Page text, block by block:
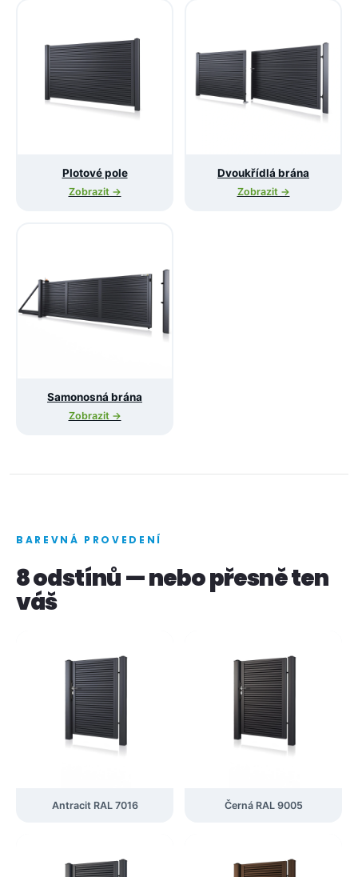
Plotové pole
Zobrazit →
Dvoukřídlá brána
Zobrazit →
Samonosná brána
Zobrazit →
BAREVNÁ PROVEDENÍ
8 odstínů — nebo přesně ten
váš
Antracit RAL 7016 Černá RAL 9005